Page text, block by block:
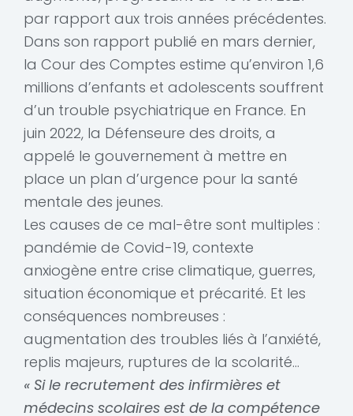
par rapport aux trois années précédentes.
Dans son rapport publié en mars dernier,
la Cour des Comptes estime qu’environ 1,6
millions d’enfants et adolescents souffrent
d’un trouble psychiatrique en France. En
juin 2022, la Défenseure des droits, a
appelé le gouvernement à mettre en
place un plan d’urgence pour la santé
mentale des jeunes.
Les causes de ce mal-être sont multiples :
pandémie de Covid-19, contexte
anxiogène entre crise climatique, guerres,
situation économique et précarité. Et les
conséquences nombreuses :
augmentation des troubles liés à l’anxiété,
replis majeurs, ruptures de la scolarité…
« Si le recrutement des infirmières et
médecins scolaires est de la compétence